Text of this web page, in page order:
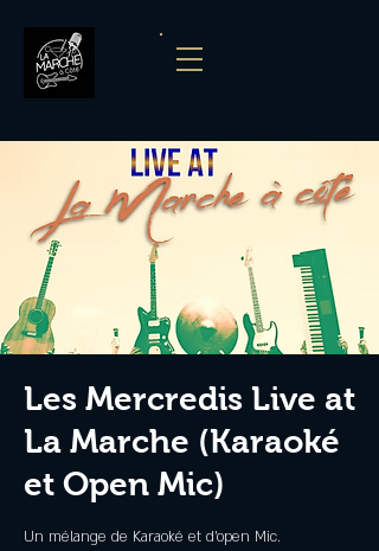
Les Mercredis Live at
La Marche (Karaoké
et Open Mic)
Un mélange de Karaoké et d'open Mic.